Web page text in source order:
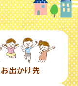
お出かけ先